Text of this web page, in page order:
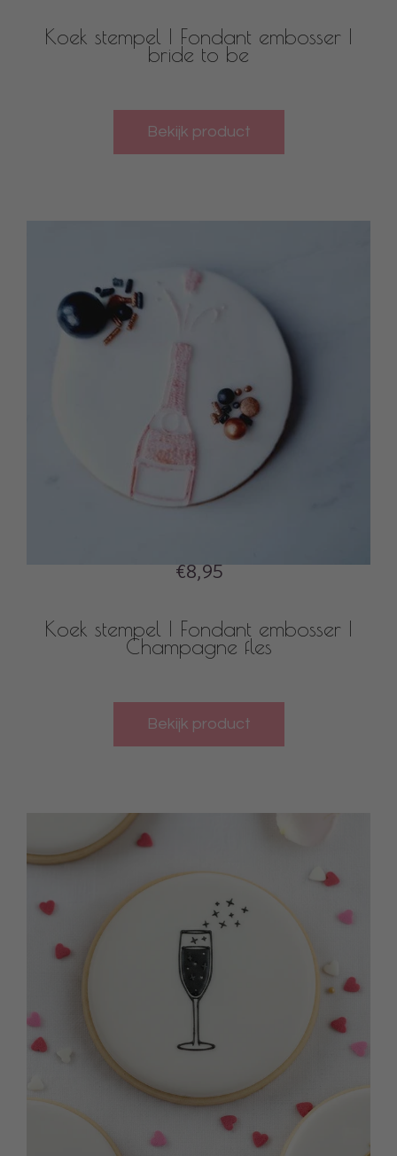
Koek stempel | Fondant embosser |
bride to be
Bekijk product
€8,95
Koek stempel | Fondant embosser |
Champagne fles
Bekijk product